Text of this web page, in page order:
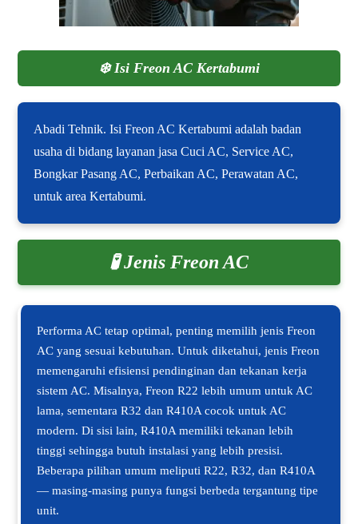
❄️Isi Freon AC Kertabumi
Abadi Tehnik. Isi Freon AC Kertabumi adalah badan
usaha di bidang layanan jasa Cuci AC, Service AC,
Bongkar Pasang AC, Perbaikan AC, Perawatan AC,
untuk area Kertabumi.
🧪 Jenis Freon AC
Performa AC tetap optimal, penting memilih jenis Freon
AC yang sesuai kebutuhan. Untuk diketahui, jenis Freon
memengaruhi efisiensi pendinginan dan tekanan kerja
sistem AC. Misalnya, Freon R22 lebih umum untuk AC
lama, sementara R32 dan R410A cocok untuk AC
modern. Di sisi lain, R410A memiliki tekanan lebih
tinggi sehingga butuh instalasi yang lebih presisi.
Beberapa pilihan umum meliputi R22, R32, dan R410A
— masing-masing punya fungsi berbeda tergantung tipe
unit.